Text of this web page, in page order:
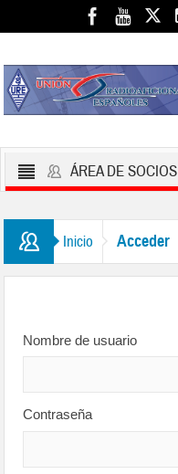
ÁREA DE SOCIOS
Inicio Acceder
Nombre de usuario
Contraseña